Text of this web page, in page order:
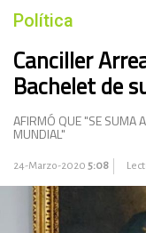
Política
Canciller
Bachelet de
AFIRMÓ QUE "SE SUMA
MUNDIAL"
24-Marzo-2020 5:08